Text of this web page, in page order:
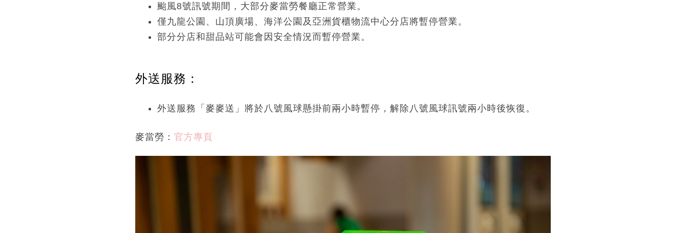
颱風8號訊號期間，大部分麥當勞餐廳正常營業。
僅九龍公園、山頂廣場、海洋公園及亞洲貨櫃物流中心分店將暫停營業。
部分分店和甜品站可能會因安全情況而暫停營業。
外送服務：
外送服務「麥麥送」將於八號風球懸掛前兩小時暫停，解除八號風球訊號兩小時後恢復。
麥當勞： 官方專頁